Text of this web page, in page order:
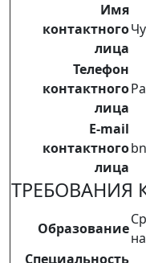
Имя
контактного
лица
Телефон
контактного
лица
E-mail
контактного
лица
ТРЕБОВАНИЯ
Образование
Специальность